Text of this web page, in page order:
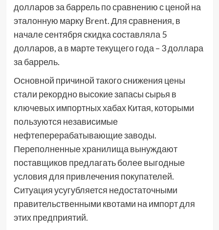
долларов за баррель по сравнению с ценой на
эталонную марку Brent. Для сравнения, в
начале сентября скидка составляла 5
долларов, а в марте текущего года – 3 доллара
за баррель.
Основной причиной такого снижения цены
стали рекордно высокие запасы сырья в
ключевых импортных хабах Китая, которыми
пользуются независимые
нефтеперерабатывающие заводы.
Переполненные хранилища вынуждают
поставщиков предлагать более выгодные
условия для привлечения покупателей.
Ситуация усугубляется недостаточными
правительственными квотами на импорт для
этих предприятий.